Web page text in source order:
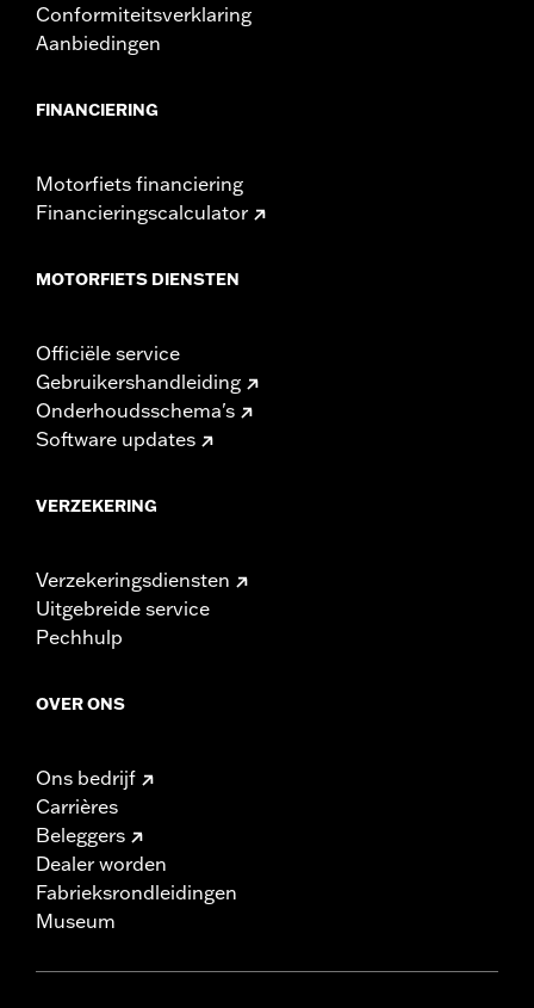
Conformiteitsverklaring
Aanbiedingen
FINANCIERING
Motorfiets financiering
Financieringscalculator
MOTORFIETS DIENSTEN
Officiële service
Gebruikershandleiding
Onderhoudsschema's
Software updates
VERZEKERING
Verzekeringsdiensten
Uitgebreide service
Pechhulp
OVER ONS
Ons bedrijf
Carrières
Beleggers
Dealer worden
Fabrieksrondleidingen
Museum